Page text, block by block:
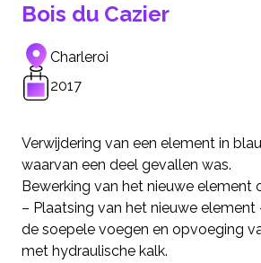
Bois du Cazier
Charleroi
2017
Verwijdering van een element in
waarvan een deel gevallen was.
Bewerking van het nieuwe element
– Plaatsing van het nieuwe element
de soepele voegen en opvoeging
met hydraulische kalk.